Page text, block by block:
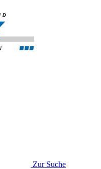
Zur Suche